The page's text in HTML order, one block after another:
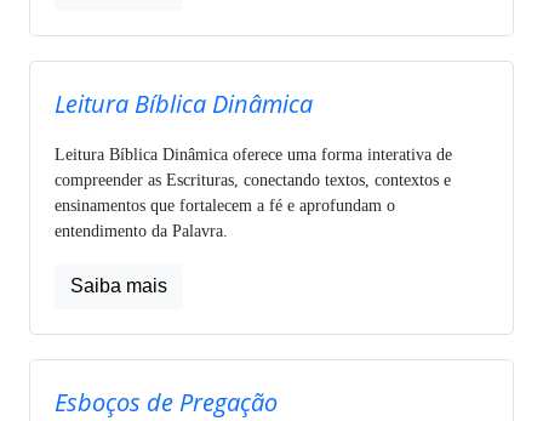
Leitura Bíblica Dinâmica
Leitura Bíblica Dinâmica oferece uma forma interativa de
compreender as Escrituras, conectando textos, contextos e
ensinamentos que fortalecem a fé e aprofundam o
entendimento da Palavra.
Saiba mais
Esboços de Pregação